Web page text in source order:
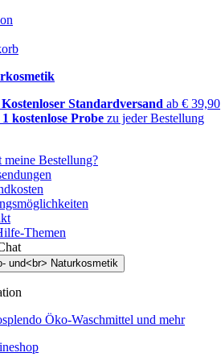
Standardversand ab € 39,90
kostenlose Probe zu jeder Bestellung
meine Bestellung?
Themen
Öko-Waschmittel und mehr